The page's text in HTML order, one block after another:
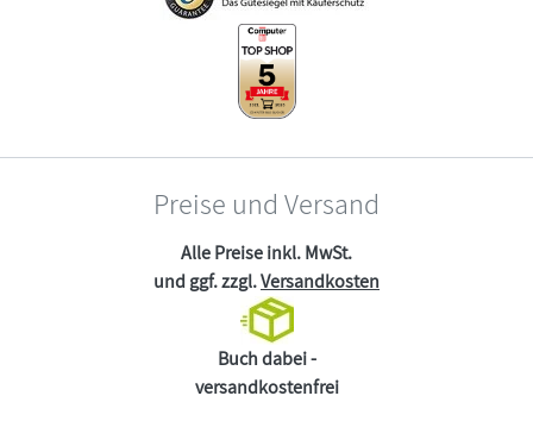
Preise und Versand
Alle Preise inkl. MwSt.
und ggf. zzgl.Versandkosten
Buch dabei -
versandkostenfrei